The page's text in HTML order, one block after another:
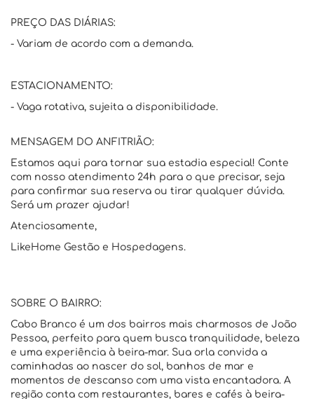
PREÇO DAS DIÁRIAS:
- Variam de acordo com a demanda.
ESTACIONAMENTO:
- Vaga rotativa, sujeita a disponibilidade.
MENSAGEM DO ANFITRIÃO:
Estamos aqui para tornar sua estadia especial! Conte
com nosso atendimento 24h para o que precisar, seja
para confirmar sua reserva ou tirar qualquer dúvida.
Será um prazer ajudar!
Atenciosamente,
LikeHome Gestão e Hospedagens.
SOBRE O BAIRRO:
Cabo Branco é um dos bairros mais charmosos de João
Pessoa, perfeito para quem busca tranquilidade, beleza
e uma experiência à beira-mar. Sua orla convida a
caminhadas ao nascer do sol, banhos de mar e
momentos de descanso com uma vista encantadora. A
região conta com restaurantes, bares e cafés à beira-